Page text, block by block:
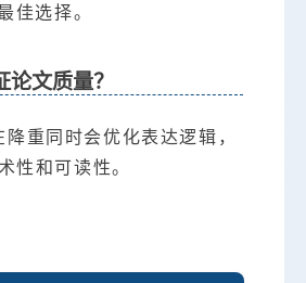
佳选择。
文质量？
重同时会优化表达逻辑，
性和可读性。